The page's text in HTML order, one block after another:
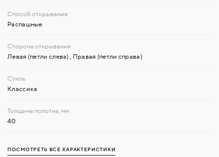
Распашные
Левая (петли слева) Правая (петли справа)
Классика
40
ПОСМОТРЕТЬ ВСЕ ХАРАКТЕРИСТИКИ